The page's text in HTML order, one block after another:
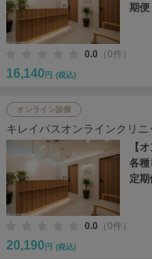
期便
0.0 （0件）
16,140 円 (税込)
オンライン診療
キレイパスオンラインクリニ
【
各種
定期
0.0 （0件）
20,190 円 (税込)